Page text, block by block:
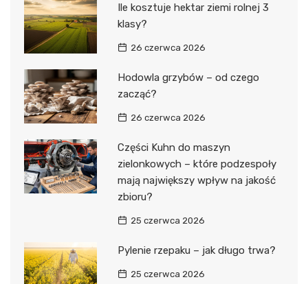
Ile kosztuje hektar ziemi rolnej 3
klasy?
26 czerwca 2026
Hodowla grzybów – od czego
zacząć?
26 czerwca 2026
Części Kuhn do maszyn
zielonkowych – które podzespoły
mają największy wpływ na jakość
zbioru?
25 czerwca 2026
Pylenie rzepaku – jak długo trwa?
25 czerwca 2026